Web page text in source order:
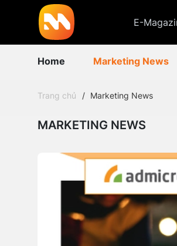
E-
Home Marketing News
Trang chủ Marketing News
MARKETING NEWS